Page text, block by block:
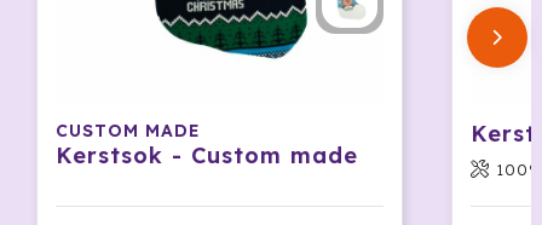
Ocean Bottle
CUSTOM MADE
Kerstsok - Custom made